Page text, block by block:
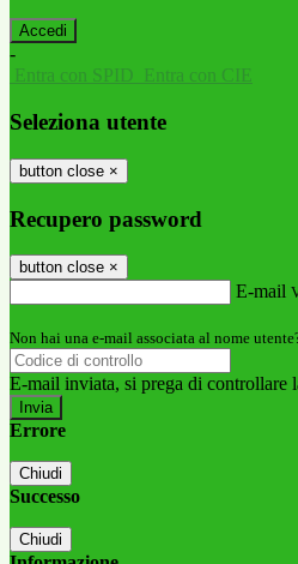
-
Entra con SPID Entra con CIE
Seleziona utente
button close ×
Recupero password
button close ×
E-mail
Non hai una e-mail associata al nome
E-mail inviata, si prega di controllare
Errore
Chiudi
Successo
Chiudi